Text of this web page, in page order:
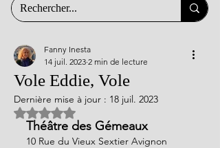
Vole Eddie, Vole
Fanny Inesta
14 juil. 2023 2 min de lecture
Dernière mise à jour : 18 juil. 2023
Noté NaN étoiles sur 5.
Théâtre des Gémeaux
10 Rue du Vieux Sextier Avignon